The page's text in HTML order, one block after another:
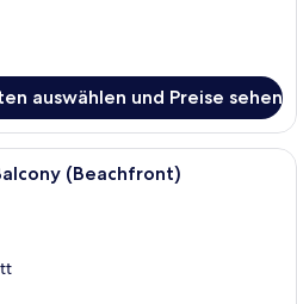
auswählen und Preise sehen
Minibar, Zimmersafe, Schreibtisch,
(Beachfront)